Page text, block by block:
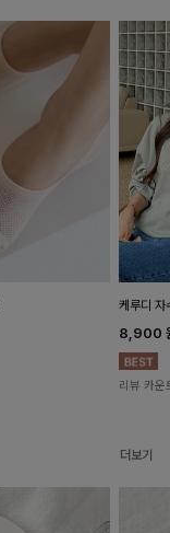
케루디 자
8,900
리뷰 카운
더보기